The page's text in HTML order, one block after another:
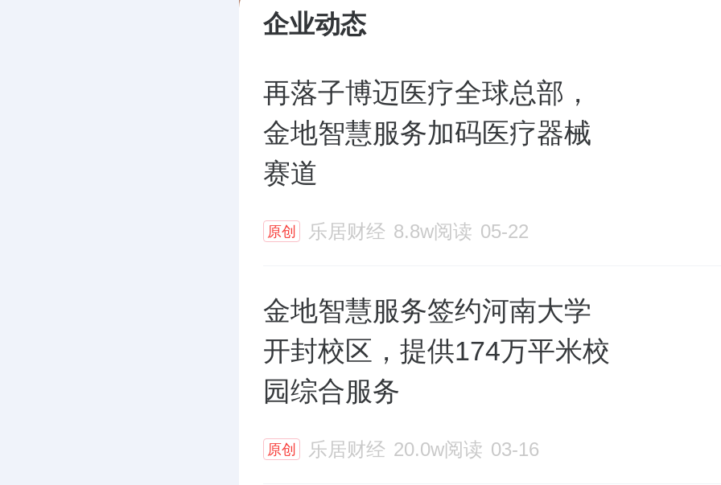
企业动态
再落子博迈医疗全球总部，
金地智慧服务加码医疗器械
赛道
原创 乐居财经 8.8w阅读 05-22
金地智慧服务签约河南大学
开封校区，提供174万平米校
园综合服务
原创 乐居财经 20.0w阅读 03-16